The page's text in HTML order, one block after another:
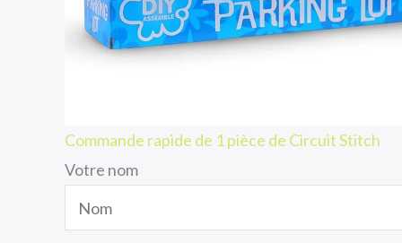
Commande rapide de 1 pièce de Circuit Stitch
Votre nom